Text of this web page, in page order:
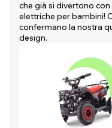
che già si divertono
elettriche per bambini!
confermano la nostra
design.